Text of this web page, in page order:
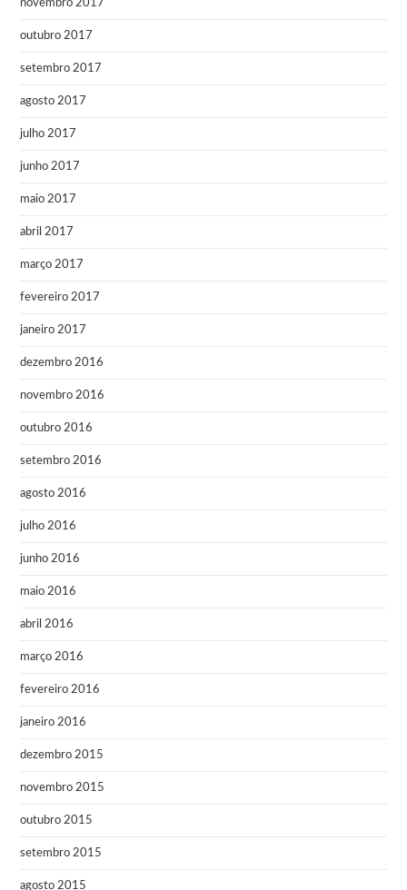
novembro 2017
outubro 2017
setembro 2017
agosto 2017
julho 2017
junho 2017
maio 2017
abril 2017
março 2017
fevereiro 2017
janeiro 2017
dezembro 2016
novembro 2016
outubro 2016
setembro 2016
agosto 2016
julho 2016
junho 2016
maio 2016
abril 2016
março 2016
fevereiro 2016
janeiro 2016
dezembro 2015
novembro 2015
outubro 2015
setembro 2015
agosto 2015